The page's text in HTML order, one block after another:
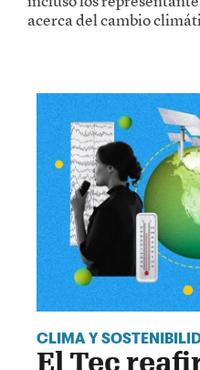
acerca del cambio
CLIMA Y
El Tec